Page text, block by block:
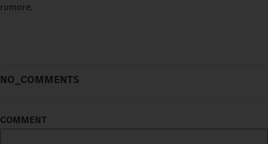
rumore.
NO_COMMENTS
COMMENT